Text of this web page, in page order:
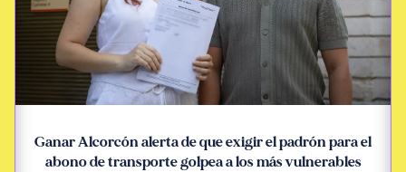
Ganar Alcorcón alerta de que exigir el padrón para el
abono de transporte golpea a los más vulnerables